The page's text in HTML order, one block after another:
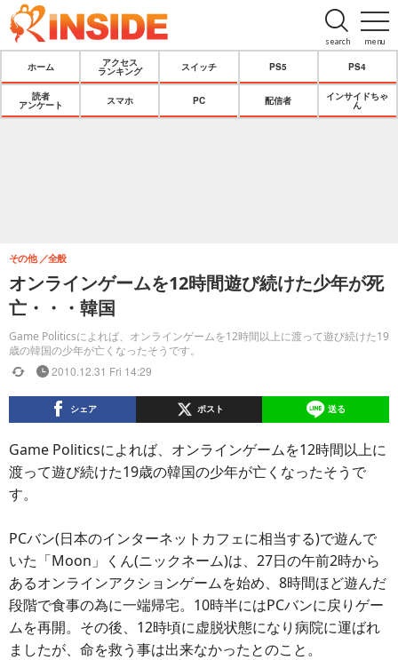
menu
search
ホーム
アクセス
ランキング
スイッチ PS5 PS4
読者
アンケート
スマホ PC 配信者
インサイドちゃ
ん
オンラインゲームを12時間遊び続けた少年が死
亡・・・韓国
Game Politicsによれば、オンラインゲームを12時間以上に渡って遊び続けた19
歳の韓国の少年が亡くなったそうです。
その他 全般
2010.12.31 Fri 14:29
シェア ポスト 送る
Game Politicsによれば、オンラインゲームを12時間以上に
渡って遊び続けた19歳の韓国の少年が亡くなったそうで
す。
PCバン(日本のインターネットカフェに相当する)で遊んで
いた「Moon」くん(ニックネーム)は、27日の午前2時から
あるオンラインアクションゲームを始め、8時間ほど遊んだ
段階で食事の為に一端帰宅。10時半にはPCバンに戻りゲー
ムを再開。その後、12時頃に虚脱状態になり病院に運ばれ
ましたが、命を救う事は出来なかったとのこと。